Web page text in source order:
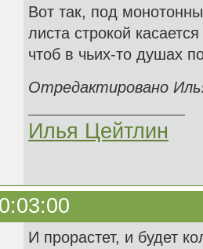
Вот так, под
листа строкой
чтоб в чьих-то душах
Отредактировано
Илья Цейтлин
И прорастет, и будет